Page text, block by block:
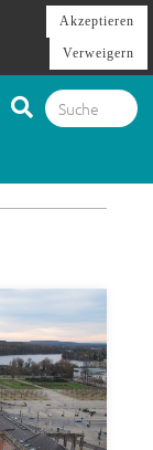
Akzeptieren
Verweigern